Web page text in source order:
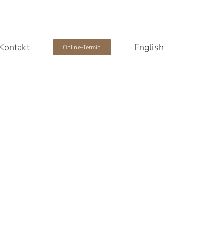
Online-Termin English